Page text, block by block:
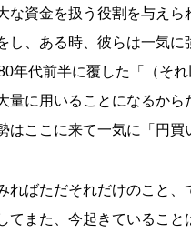
な資金を扱う役割を与え
し、ある時、彼らは一気
年代前半に覆した「（そ
量に用いることになるか
はここに来て一気に「円買
ればただそれだけのこと
てまた、今起きているこ